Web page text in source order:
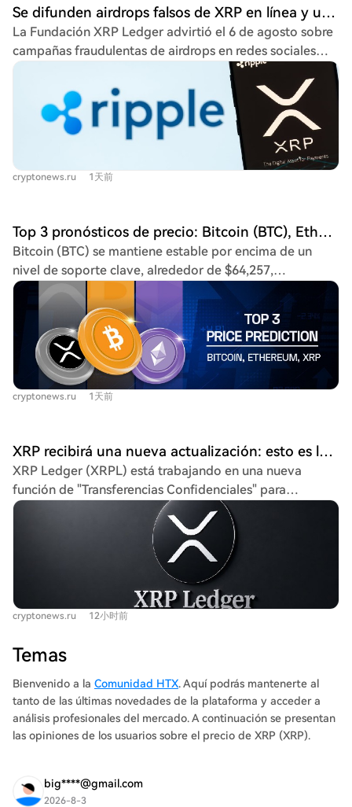
reward ha mejorado, Moreno advierte que aún es
posible otra ola bajista antes de confirmar un suelo
definitivo.
llevándolo más allá de las transferencias para
convertirse en un colateral programable dentro del
ecosistema DeFi en Ethereum. El mercado aislado
FXRP/$RLUSD en Sentora, que utiliza la infraestructura
Morpho Blue, cuenta con parámetros de préstamo
específicos. Hasta la fecha, se han convertido más de 90
millones de $XRP en FXRP, con cerca del 80% del
suministro utilizado en protocolos DeFi, mostrando una
demanda orgánica. La integración también se ve
pares spot como FXRP/USDC y FXRP/USDH. Sentora ha
establecido inicialmente un límite conservador de
suministro para el pool FXRP/$RLUSD, con planes de
expandirlo tras monitorizar el comportamiento del
colateral, la liquidez y la fiabilidad de los oráculos.
Se difunden airdrops falsos de XRP en línea y una fundación insta a los usuarios a mantenerse alerta
La Fundación XRP Ledger advirtió el 6 de agosto sobre
campañas fraudulentas de airdrops en redes sociales
que utilizan falsas promociones, cuentas suplantadas y
mensajes directos para robar activos digitales. Enfatizó
que ni ellos, Ripple ni carteras comunitarias realizan
airdrops, e instó a no compartir claves privadas ni
responder a contactos no solicitados. RippleX también
alertó sobre un falso "escáner de recompensas de XRP"
promocionado con capturas falsas, que afirma recuperar
canales oficiales antes de conectar carteras.
Autoridades estadounidenses como el FBI, la FTC y la
SEC han advertido sobre el aumento de fraudes con
criptomonedas, incluyendo suplantación, ofertas falsas
y phishing. Para protegerse, se aconseja proteger las
claves privadas, verificar transacciones y evitar enlaces
sospechosos, reconociendo tácticas comunes como la
falsa urgencia en recompensas o solicitudes de
verificación.
cryptonews.ru 1天前
Top 3 pronósticos de precio: Bitcoin (BTC), Ethereum (ETH), XRP (XRP)
Bitcoin (BTC) se mantiene estable por encima de un
nivel de soporte clave, alrededor de $64,257,
defendiendo la zona de $64,000. Aunque perdió impulso
cerca de un nivel de Fibonacci en $64,942, su posición
técnica sigue siendo sólida al permanecer por encima
de varias medias móviles. Un cierre por encima de
$64,942 podría impulsar el precio hacia $65,682.
Ethereum (ETH) muestra una estructura alcista más
fuerte, cotizando cerca de $1,903 tras recuperarse por
movimiento decisivo por encima de $1,914 podría
apuntar a $1,946 y luego a $1,980. Sin embargo, perder
$1,890 podría llevar a una corrección hacia $1,855. XRP
(XRP) es el más débil del grupo, con tendencia bajista
dominante. Se cotiza alrededor de $1,025, por debajo
de sus medias móviles clave, lo que indica presión
continua de venta. Aunque muestra condiciones de
sobreventa que podrían permitir un rebote técnico,
necesita superar la resistencia entre $1,053 y $1,065 para
$1,0145, podría caer hacia el nivel psicológico de $1,00.
cryptonews.ru 1天前
XRP recibirá una nueva actualización: esto es lo que necesitas saber
XRP Ledger (XRPL) está trabajando en una nueva
función de "Transferencias Confidenciales" para
proporcionar mayor privacidad a los usuarios
institucionales en transacciones con tokens. Incluida en
la versión de software XRPL 3.3.0, esta función está
diseñada específicamente para el mercado de activos
tokenizados, valorado en más de 530 millones de
dólares. La función busca ocultar los saldos de tokens y
los montos de las transferencias, manteniendo visibles
la privacidad necesaria para las organizaciones que
operan en blockchain. Utiliza métodos criptográficos
como pruebas de conocimiento cero para verificar la
validez de una transacción sin revelar su importe.
Actualmente, XRPL alberga activos del mundo real por
superan los 530 millones de dólares, emitidos por
cryptonews.ru 12小时前
Temas
Bienvenido a la Comunidad HTX. Aquí podrás mantenerte al
tanto de las últimas novedades de la plataforma y acceder a
análisis profesionales del mercado. A continuación se presentan
las opiniones de los usuarios sobre el precio de XRP (XRP).
big****@gmail.com
2026-8-3